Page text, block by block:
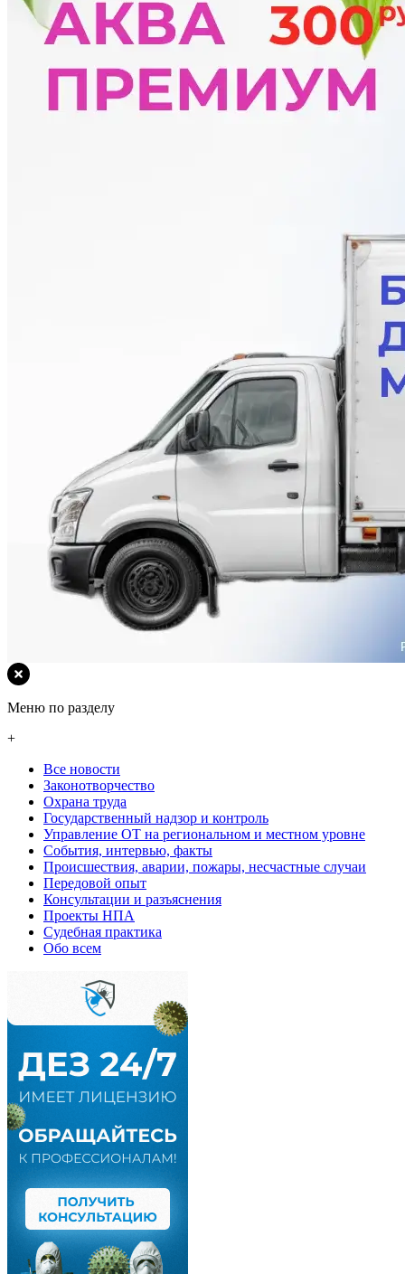
Меню по разделу
+
Все новости
Законотворчество
Охрана труда
Государственный надзор и контроль
Управление ОТ на региональном и местном уровне
События, интервью, факты
Происшествия, аварии, пожары, несчастные случаи
Передовой опыт
Консультации и разъяснения
Проекты НПА
Судебная практика
Обо всем